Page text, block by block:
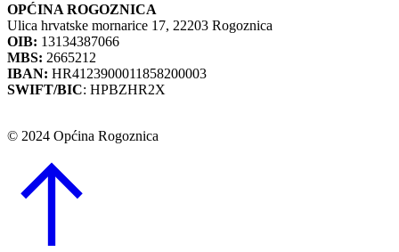
OPĆINA ROGOZNICA
Ulica hrvatske mornarice 17, 22203 Rogoznica
OIB: 13134387066
MBS: 2665212
IBAN: HR4123900011858200003
SWIFT/BIC: HPBZHR2X
© 2024 Općina Rogoznica